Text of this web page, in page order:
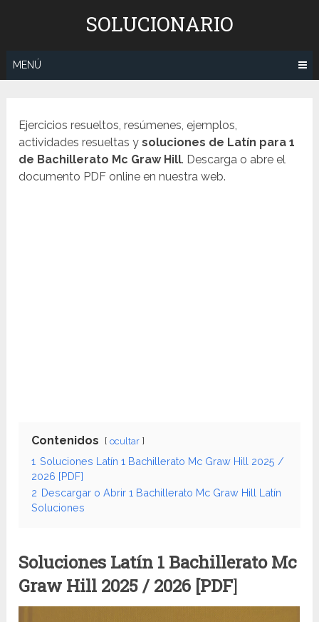
SOLUCIONARIO
MENÚ
Ejercicios resueltos, resúmenes, ejemplos,
actividades resueltas ysoluciones de Latín para 1
de Bachillerato Mc Graw Hill. Descarga o abre el
documento PDF online en nuestra web.
Contenidos ocultar
1 Soluciones Latín 1 Bachillerato Mc Graw Hill 2025 /
2026 [PDF]
2 Descargar o Abrir 1 Bachillerato Mc Graw Hill Latín
Soluciones
Soluciones Latín 1 Bachillerato Mc
Graw Hill 2025 / 2026 [PDF]